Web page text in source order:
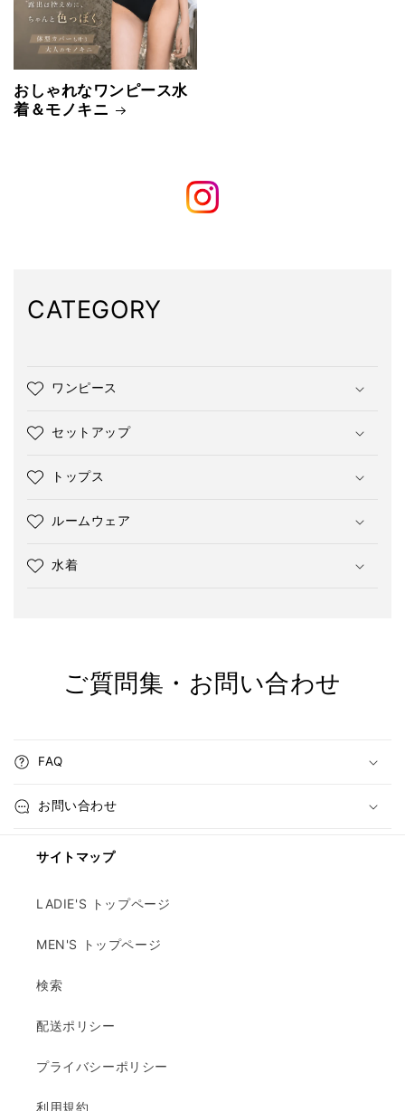
おしゃれなワンピース水
着＆モノキニ
CATEGORY
ワンピース
セットアップ
トップス
ルームウェア
水着
ご質問集・お問い合わせ
FAQ
お問い合わせ
サイトマップ
LADIE'S トップページ
MEN'S トップページ
検索
配送ポリシー
プライバシーポリシー
利用規約